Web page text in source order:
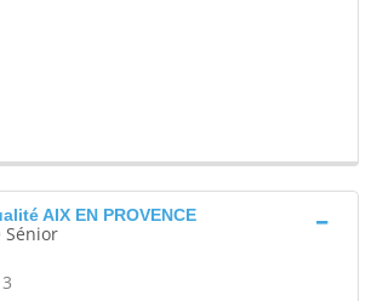
AIX EN PROVENCE
Sénior